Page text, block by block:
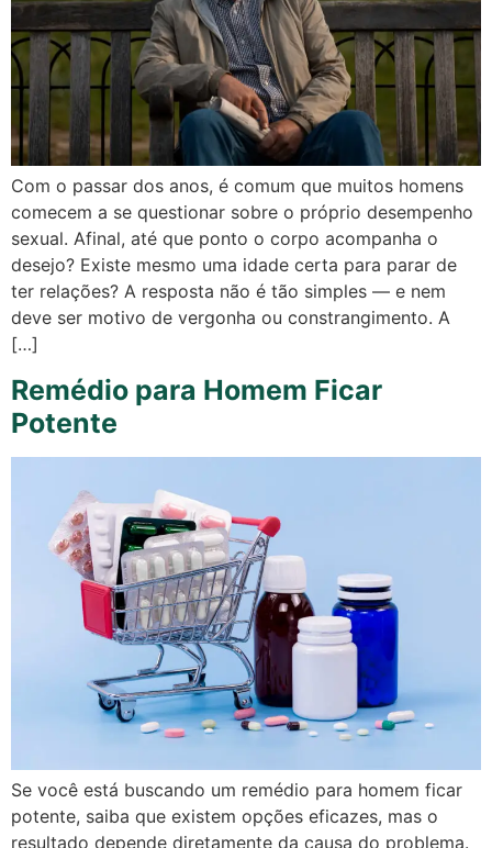
Com o passar dos anos, é comum que muitos homens
comecem a se questionar sobre o próprio desempenho
sexual. Afinal, até que ponto o corpo acompanha o
desejo? Existe mesmo uma idade certa para parar de
ter relações? A resposta não é tão simples — e nem
deve ser motivo de vergonha ou constrangimento. A
[…]
Remédio para Homem Ficar
Potente
Se você está buscando um remédio para homem ficar
potente, saiba que existem opções eficazes, mas o
resultado depende diretamente da causa do problema.